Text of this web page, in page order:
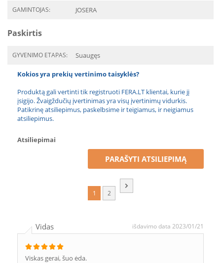
GAMINTOJAS: JOSERA
Paskirtis
GYVENIMO ETAPAS: Suaugęs
Kokios yra prekių vertinimo taisyklės?
Produktą gali vertinti tik registruoti FERA.LT klientai, kurie jį
įsigijo. Žvaigždučių įvertinimas yra visų įvertinimų vidurkis.
Patikrinę atsiliepimus, paskelbsime ir teigiamus, ir neigiamus
atsiliepimus.
Atsiliepimai
PARAŠYTI ATSILIEPIMĄ
1 2
Vidas išdavimo data 2023/01/21
Viskas gerai, šuo ėda.